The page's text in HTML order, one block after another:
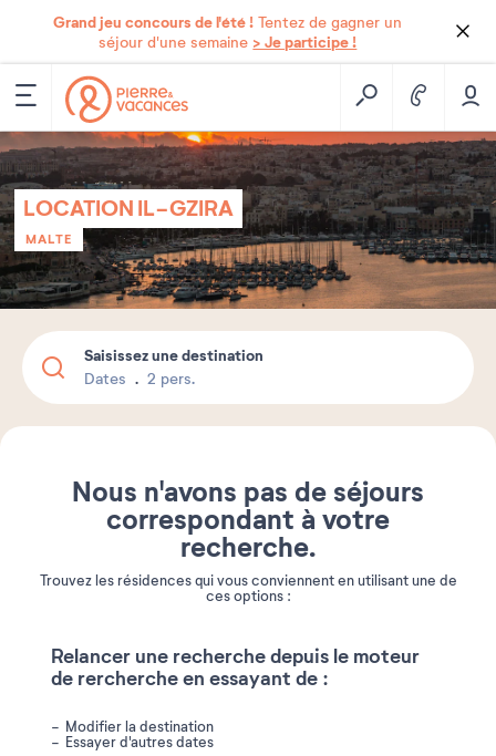
Grand jeu concours de l'été ! Tentez de gagner un
séjour d'une semaine > Je participe !
LOCATION IL-GZIRA
MALTE
Saisissez une destination
Dates 2 pers.
Nous n'avons pas de séjours
correspondant à votre
recherche.
Trouvez les résidences qui vous conviennent en utilisant une de
ces options :
Relancer une recherche depuis le moteur
de rercherche en essayant de :
Modifier la destination
Essayer d'autres dates